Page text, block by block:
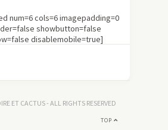
num=6 cols=6 imagepadding=0
showbutton=false
disablemobile=true]
ET CACTUS - ALL RIGHTS RESERVED
TOP